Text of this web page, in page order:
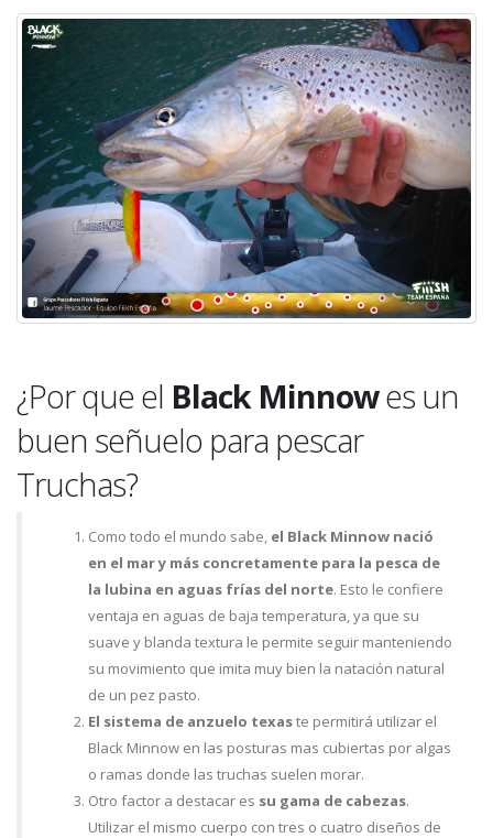
¿Por que el Black Minnowes un
buen señuelo para pescar
Truchas?
Como todo el mundo sabe, el Black Minnow nació
en el mar y más concretamente para la pesca de
la lubina en aguas frías del norte. Esto le confiere
ventaja en aguas de baja temperatura, ya que su
suave y blanda textura le permite seguir manteniendo
su movimiento que imita muy bien la natación natural
de un pez pasto.
El sistema de anzuelo texaste permitirá utilizar el
Black Minnow en las posturas mas cubiertas por algas
o ramas donde las truchas suelen morar.
Otro factor a destacar es su gama de cabezas.
Utilizar el mismo cuerpo con tres o cuatro diseños de